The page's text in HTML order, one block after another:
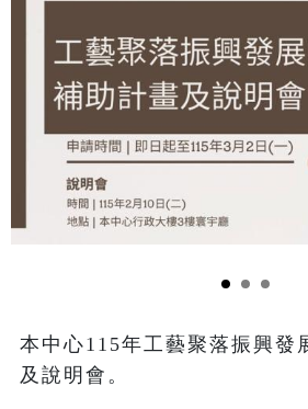
本中心115年工藝聚落振興發
及說明會。